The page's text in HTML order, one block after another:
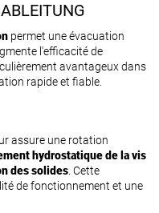
permet une évacuation
l'efficacité de
avantageux dans
rapide et fiable.
assure une rotation
hydrostatique de la vis
des solides. Cette
de fonctionnement et une